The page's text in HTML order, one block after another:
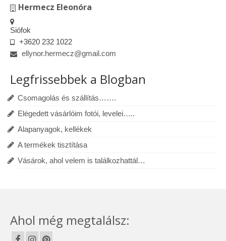
Hermecz Eleonóra
Siófok
+3620 232 1022
ellynor.hermecz@gmail.com
Legfrissebbek a Blogban
Csomagolás és szállítás…….
Elégedett vásárlóim fotói, levelei…..
Alapanyagok, kellékek
A termékek tisztítása
Vásárok, ahol velem is találkozhattál…
Ahol még megtalálsz: